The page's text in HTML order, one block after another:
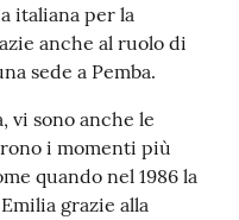
italiana per la
anche al ruolo di
sede a Pemba.
vi sono anche le
i momenti più
quando nel 1986 la
grazie alla